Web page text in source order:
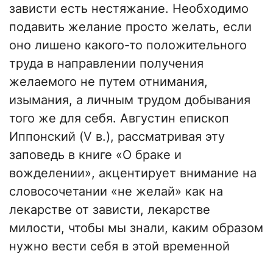
зависти есть нестяжание. Необходимо
подавить желание просто желать, если
оно лишено какого-то положительного
труда в направлении получения
желаемого не путем отнимания,
изымания, а личным трудом добывания
того же для себя. Августин епископ
Иппонский (V в.), рассматривая эту
заповедь в книге «О браке и
вожделении», акцентирует внимание на
словосочетании «не желай» как на
лекарстве от зависти, лекарстве
милости, чтобы мы знали, каким образом
нужно вести себя в этой временной